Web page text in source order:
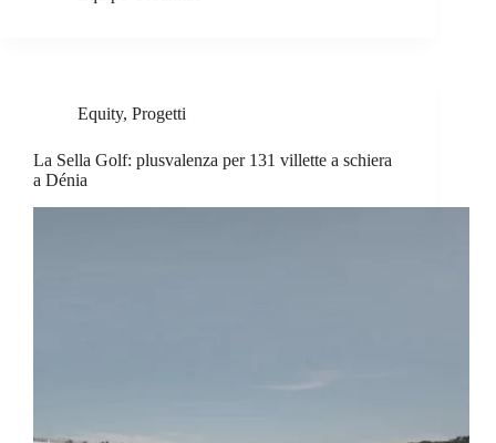
Equity, Progetti
La Sella Golf: plusvalenza per 131 villette a schiera
a Dénia